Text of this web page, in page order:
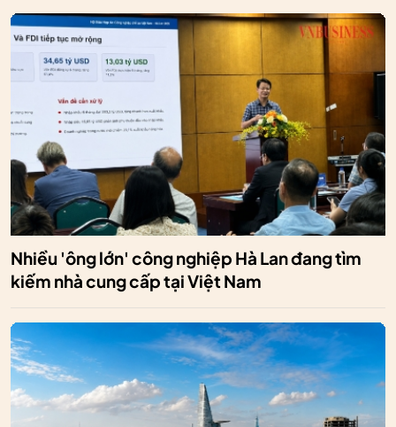
Nhiều 'ông lớn' công nghiệp Hà Lan đang tìm
kiếm nhà cung cấp tại Việt Nam